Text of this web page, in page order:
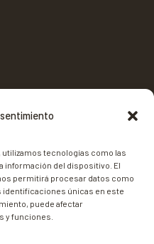
tecnologías como las
información del dispositivo. El
permitirá procesar datos como
identificaciones únicas en este
puede afectar
y funciones.